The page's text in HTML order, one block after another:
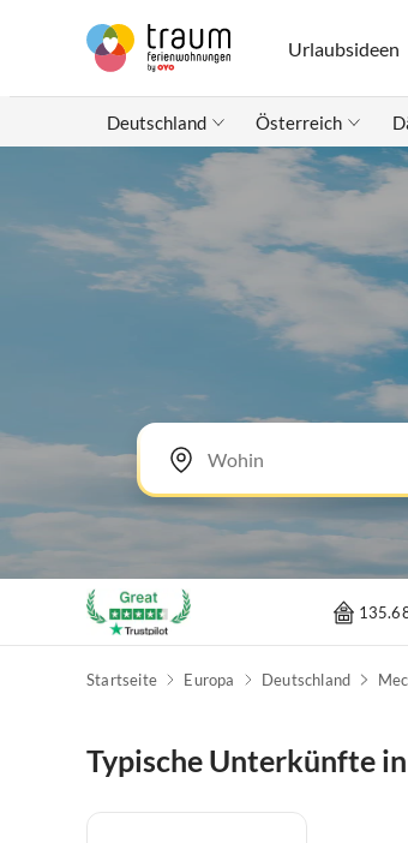
Urlaubsideen
Deutschland Österreich
Startseite Europa Deutschland
Typische Unterkünfte